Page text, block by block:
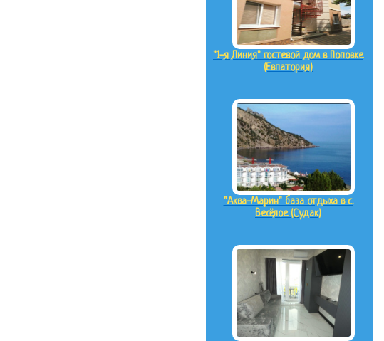
"1-я Линия" гостевой дом в Поповке
(Евпатория)
"Аква-Марин" база отдыха в с.
Весёлое (Судак)